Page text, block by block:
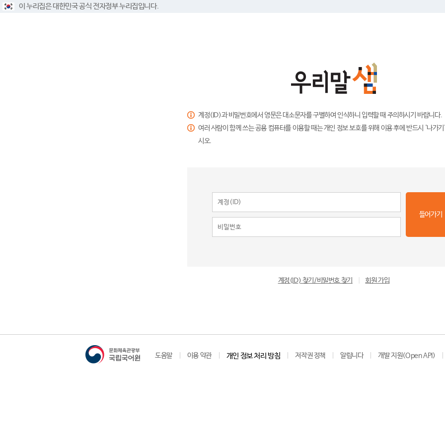
이 누리집은 대한민국 공식 전자정부 누리집입니다.
계정(ID)과 비밀번호에서 영문은 대소문자를 구별하여 인식하니 입력할 때 주의하시기 바랍니다.
여러 사람이 함께 쓰는 공용 컴퓨터를 이용할 때는 개인 정보 보호를 위해 이용 후에 반드시 '나가
시오.
들어가기
계정(ID) 찾기/비밀번호 찾기 회원 가입
도움말 이용 약관 개인 정보 처리 방침 저작권 정책 알립니다 개발 지원(Open API)